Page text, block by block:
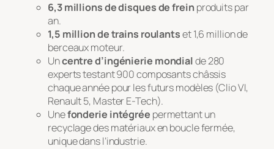
6,3 millions de disques de freinproduits par
an.
1,5 million de trains roulantset 1,6 million de
berceaux moteur.
Uncentre d’ingénierie mondialde 280
experts testant 900 composants châssis
chaque année pour les futurs modèles (Clio VI,
Renault 5, Master E-Tech).
Unefonderie intégrée permettant un
recyclage des matériaux en boucle fermée,
unique dans l’industrie.